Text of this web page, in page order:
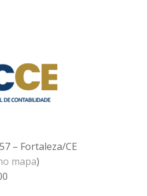
– Fortaleza/CE
mapa)